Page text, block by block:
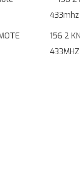
156 2